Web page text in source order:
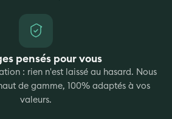
pensés pour vous
: rien n'est laissé au hasard. Nous
de gamme, 100% adaptés à vos
valeurs.